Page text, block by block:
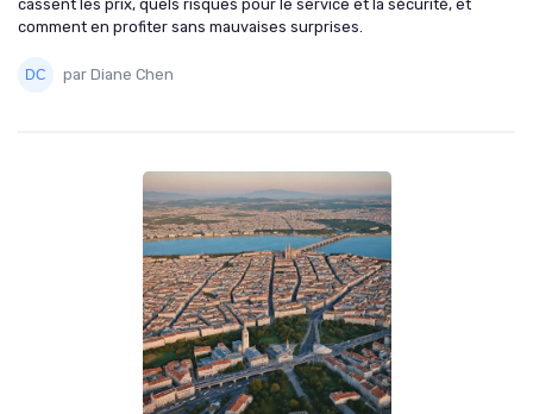
cassent les prix, quels risques pour le service et la sécurité, et
comment en profiter sans mauvaises surprises.
par Diane Chen